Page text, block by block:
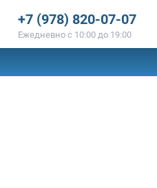
+7 (978) 820-07-07
Ежедневно с 10:00 до 19:00